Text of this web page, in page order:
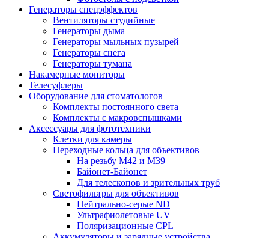
Генераторы спецэффектов
Вентиляторы студийные
Генераторы дыма
Генераторы мыльных пузырей
Генераторы снега
Генераторы тумана
Накамерные мониторы
Телесуфлеры
Оборудование для стоматологов
Комплекты постоянного света
Комплекты с макровспышками
Аксессуары для фототехники
Клетки для камеры
Переходные кольца для объективов
На резьбу М42 и М39
Байонет-Байонет
Для телескопов и зрительных труб
Светофильтры для объективов
Нейтрально-серые ND
Ультрафиолетовые UV
Поляризационные CPL